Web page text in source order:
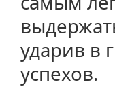
ударив в
успехов.